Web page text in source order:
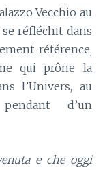
Vecchio au
réfléchit dans
référence,
qui prône la
l’Univers, au
d’un
e che oggi